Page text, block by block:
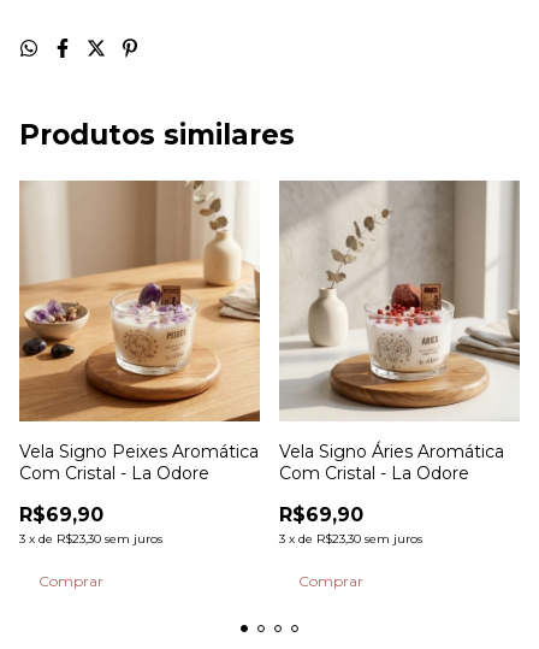
Produtos similares
Vela Signo Peixes Aromática
Com Cristal - La Odore
R$69,90
3 x de R$23,30 sem juros
Vela Signo Áries Aromática
Com Cristal - La Odore
R$69,90
3 x de R$23,30 sem juros